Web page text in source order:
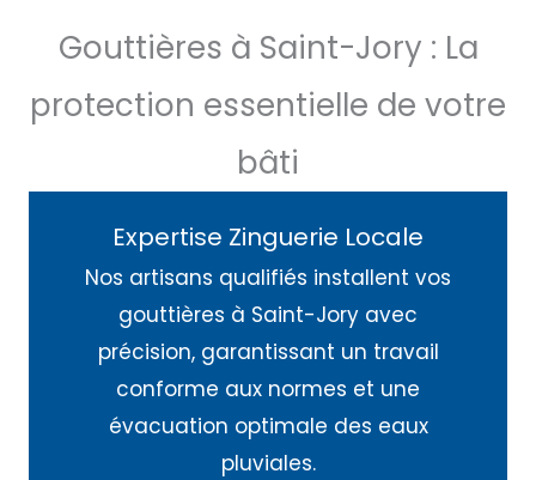
Gouttières à Saint-Jory : La
protection essentielle de votre
bâti
Expertise Zinguerie Locale
Nos artisans qualifiés installent vos
gouttières à Saint-Jory avec
précision, garantissant un travail
conforme aux normes et une
évacuation optimale des eaux
pluviales.